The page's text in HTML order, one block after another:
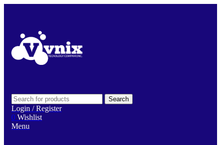
Search
Login / Register
0 Wishlist
Menu